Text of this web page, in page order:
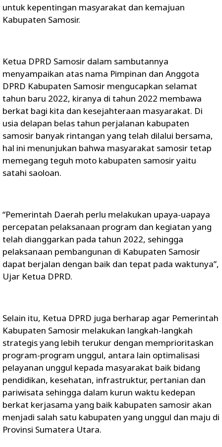
untuk kepentingan masyarakat dan kemajuan
Kabupaten Samosir.
Ketua DPRD Samosir dalam sambutannya
menyampaikan atas nama Pimpinan dan Anggota
DPRD Kabupaten Samosir mengucapkan selamat
tahun baru 2022, kiranya di tahun 2022 membawa
berkat bagi kita dan kesejahteraan masyarakat. Di
usia delapan belas tahun perjalanan kabupaten
samosir banyak rintangan yang telah dilalui bersama,
hal ini menunjukan bahwa masyarakat samosir tetap
memegang teguh moto kabupaten samosir yaitu
satahi saoloan.
“Pemerintah Daerah perlu melakukan upaya-uapaya
percepatan pelaksanaan program dan kegiatan yang
telah dianggarkan pada tahun 2022, sehingga
pelaksanaan pembangunan di Kabupaten Samosir
dapat berjalan dengan baik dan tepat pada waktunya”,
Ujar Ketua DPRD.
Selain itu, Ketua DPRD juga berharap agar Pemerintah
Kabupaten Samosir melakukan langkah-langkah
strategis yang lebih terukur dengan memprioritaskan
program-program unggul, antara lain optimalisasi
pelayanan unggul kepada masyarakat baik bidang
pendidikan, kesehatan, infrastruktur, pertanian dan
pariwisata sehingga dalam kurun waktu kedepan
berkat kerjasama yang baik kabupaten samosir akan
menjadi salah satu kabupaten yang unggul dan maju di
Provinsi Sumatera Utara.